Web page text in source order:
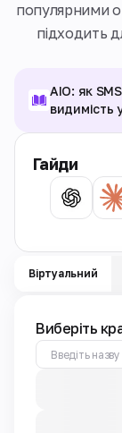
популярними
підходить
AIO: як
видимість
Гайди
Віртуальний
Виберіть